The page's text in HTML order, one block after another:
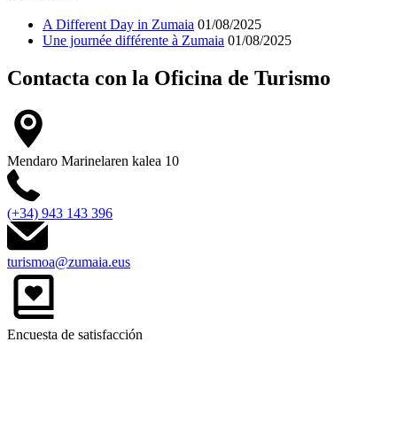
A Different Day in Zumaia 01/08/2025
Une journée différente à Zumaia 01/08/2025
Contacta con la Oficina de Turismo
Mendaro Marinelaren kalea 10
(+34) 943 143 396
turismoa@zumaia.eus
Encuesta de satisfacción